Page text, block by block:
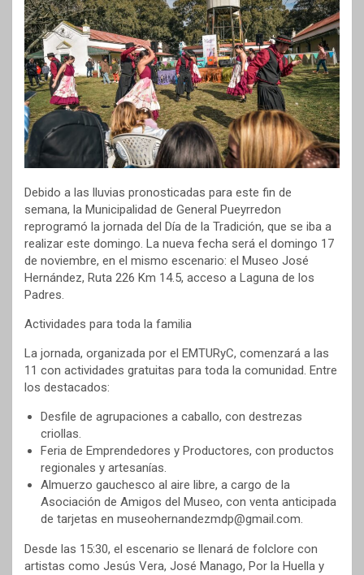
Debido a las lluvias pronosticadas para este fin de
semana, la Municipalidad de General Pueyrredon
reprogramó la jornada del Día de la Tradición, que se iba a
realizar este domingo. La nueva fecha será el domingo 17
de noviembre, en el mismo escenario: el Museo José
Hernández, Ruta 226 Km 14.5, acceso a Laguna de los
Padres.
Actividades para toda la familia
La jornada, organizada por el EMTURyC, comenzará a las
11 con actividades gratuitas para toda la comunidad. Entre
los destacados:
Desfile de agrupaciones a caballo, con destrezas
criollas.
Feria de Emprendedores y Productores, con productos
regionales y artesanías.
Almuerzo gauchesco al aire libre, a cargo de la
Asociación de Amigos del Museo, con venta anticipada
de tarjetas en museohernandezmdp@gmail.com.
Desde las 15:30, el escenario se llenará de folclore con
artistas como Jesús Vera, José Manago, Por la Huella y